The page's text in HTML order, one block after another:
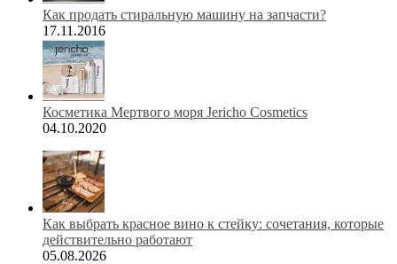
Как продать стиральную машину на запчасти?
17.11.2016
Косметика Мертвого моря Jericho Cosmetics
04.10.2020
Как выбрать красное вино к стейку: сочетания, которые
действительно работают
05.08.2026